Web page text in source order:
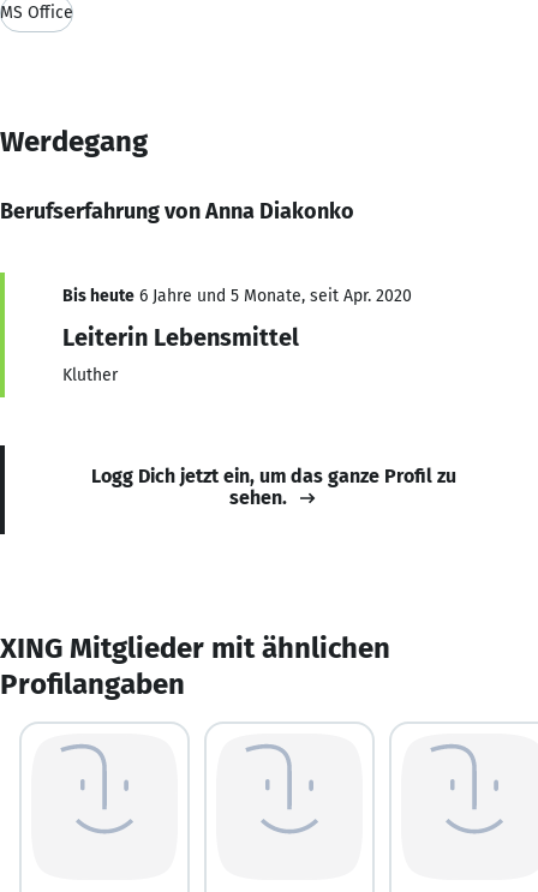
MS Office
Werdegang
Berufserfahrung von Anna Diakonko
Bis heute 6 Jahre und 5 Monate, seit Apr. 2020
Leiterin Lebensmittel
Kluther
Logg Dich jetzt ein, um das ganze Profil zu
sehen.
XING Mitglieder mit ähnlichen
Profilangaben